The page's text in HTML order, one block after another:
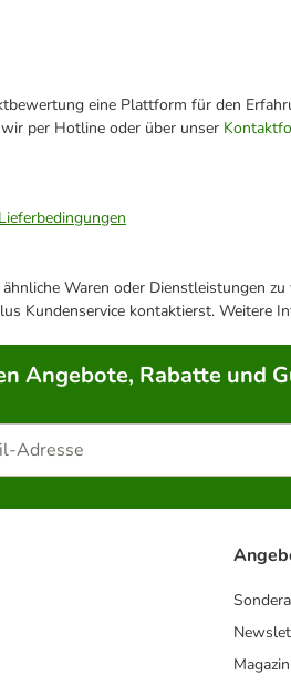
eine Plattform für den
per Hotline oder über unser
Waren oder Dienstleistungen
Kundenservice kontaktierst. Weitere
Angebote, Rabatte und
Magazin